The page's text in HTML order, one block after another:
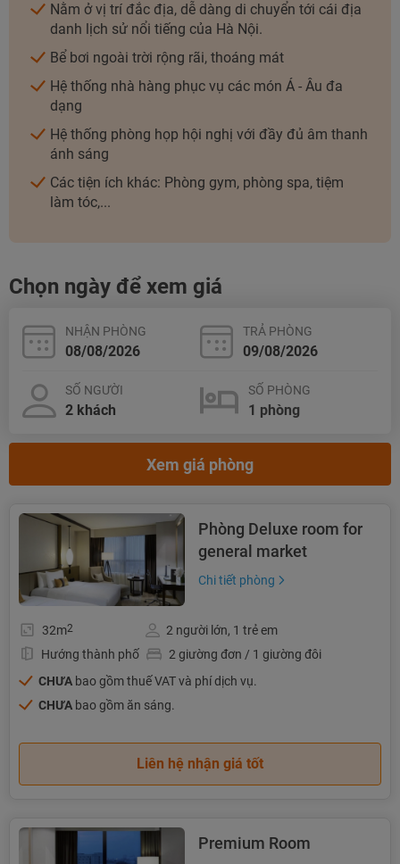
Nằm ở vị trí đắc địa, dễ dàng di chuyển tới cái địa
danh lịch sử nổi tiếng của Hà Nội.
Bể bơi ngoài trời rộng rãi, thoáng mát
Hệ thống nhà hàng phục vụ các món Á - Âu đa
dạng
Hệ thống phòng họp hội nghị với đầy đủ âm thanh
ánh sáng
Các tiện ích khác: Phòng gym, phòng spa, tiệm
làm tóc,...
Chọn ngày để xem giá
NHẬN PHÒNG TRẢ PHÒNG
SỐ NGƯỜI SỐ PHÒNG
Xem giá phòng
Phòng Deluxe room for
general market
Chi tiết phòng
32m2
2 người lớn, 1 trẻ em
Hướng thành phố
2 giường đơn / 1 giường đôi
CHƯA bao gồm thuế VAT và phí dịch vụ.
CHƯA bao gồm ăn sáng.
Liên hệ nhận giá tốt
Premium Room